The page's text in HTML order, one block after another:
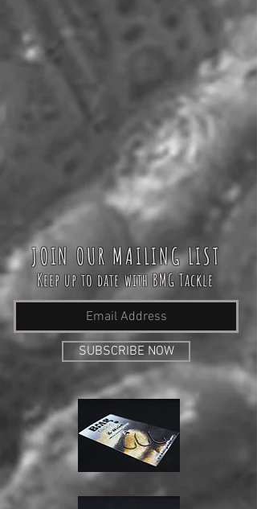
JOIN OUR MAILING LIST
Keep up to date with BMG Tackle
SUBSCRIBE NOW